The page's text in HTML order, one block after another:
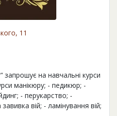
11
запрошує на навчальні курси
манікюру; - педикюр; -
- перукарство; -
вій; - ламінування вій;